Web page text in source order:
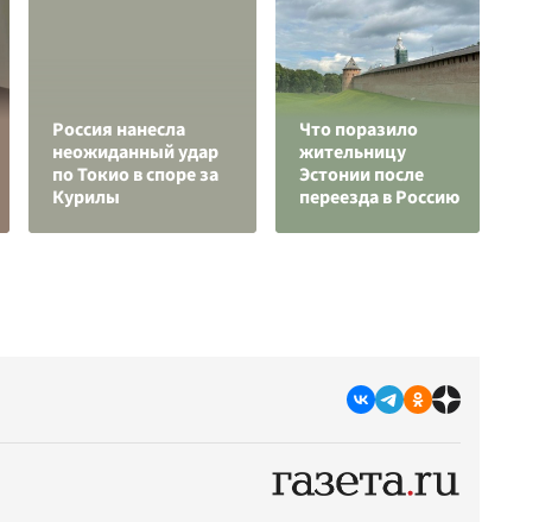
Россия нанесла
неожиданный удар
по Токио в споре за
Курилы
Что поразило
жительницу
Эстонии после
переезда в Россию